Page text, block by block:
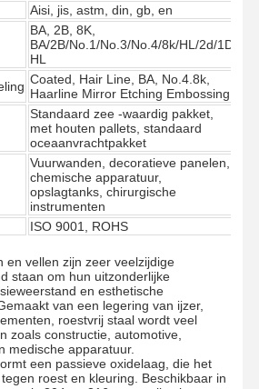
Videos Over Ons
Aisi, jis, astm, din, gb, en
BA, 2B, 8K,
BA/2B/No.1/No.3/No.4/8k/HL/2d/1D,
HL
Coated, Hair Line, BA, No.4.8k,
Haarline Mirror Etching Embossing
Standaard zee -waardig pakket,
met houten pallets, standaard
oceaanvrachtpakket
Vuurwanden, decoratieve panelen,
chemische apparatuur,
opslagtanks, chirurgische
instrumenten
ISO 9001, ROHS
en vellen zijn zeer veelzijdige
staan om hun uitzonderlijke
en esthetische
van een legering van ijzer,
roestvrij staal wordt veel
zoals constructie, automotive,
medische apparatuur.
een passieve oxidelaag, die het
roest en kleuring. Beschikbaar in